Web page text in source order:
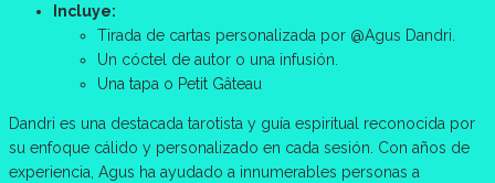
Incluye:
Tirada de cartas personalizada por @Agus Dandri.
Un cóctel de autor o una infusión.
Una tapa o Petit Gâteau
Dandri es una destacada tarotista y guía espiritual reconocida por
su enfoque cálido y personalizado en cada sesión. Con años de
experiencia, Agus ha ayudado a innumerables personas a